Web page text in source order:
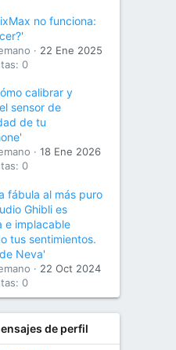
no funciona:
22 Ene 2025
0
calibrar y
sensor de
de tu
18 Ene 2026
0
fábula al más puro
Ghibli es
e implacable
tus sentimientos.
Neva'
22 Oct 2024
0
de perfil